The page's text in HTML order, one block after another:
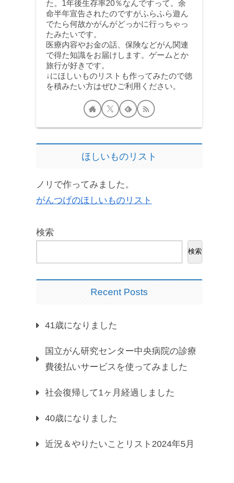
た。1年後生存率20％なんですって。余
命半年宣告されたのですがふらふら遊ん
でたら何故かがんがどっかに行っちゃっ
たみたいです。
医療内容やお金の話、保険などがん関連
で得た知識をお届けします。ゲームとか
旅行が好きです。
↓にほしいものリストも作ってみたので徳
を積みたい方はぜひご利用ください。
ほしいものリスト
ノリで作ってみました。
がんつげのほしいものリスト
検索
検索
Recent Posts
41歳になりました
国立がん研究センター中央病院の診療
費後払いサービスを使ってみました
社会復帰して1ヶ月経過しました
40歳になりました
近況＆やりたいことリスト2024年5月